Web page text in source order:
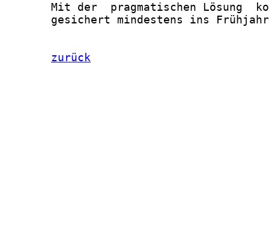
Mit der  pragmatischen Lösung
gesichert mindestens ins
zurück